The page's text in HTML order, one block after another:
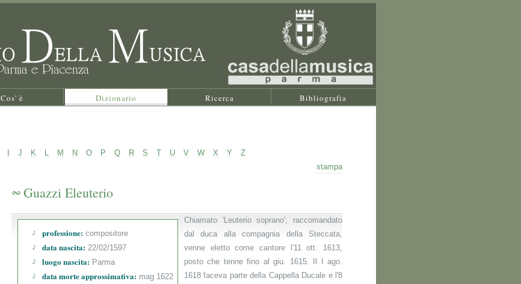
Cos' è Dizionario Ricerca Bibliografia
J K L M N O P Q R S T U V W X Y
Z
stampa
Guazzi Eleuterio
professione: compositore
data nascita: 22/02/1597
luogo nascita: Parma
data morte approssimativa: mag 1622
Chiamato 'Leuterio soprano', raccomandato
dal duca alla compagnia della Steccata,
venne eletto come cantore l'11 ott. 1613,
posto che tenne fino al giu. 1615. Il I ago.
1618 faceva parte della Cappella Ducale e l'8